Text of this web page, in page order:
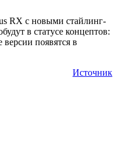
RX с новыми стайлинг-
в статусе концептов:
появятся в
Источник